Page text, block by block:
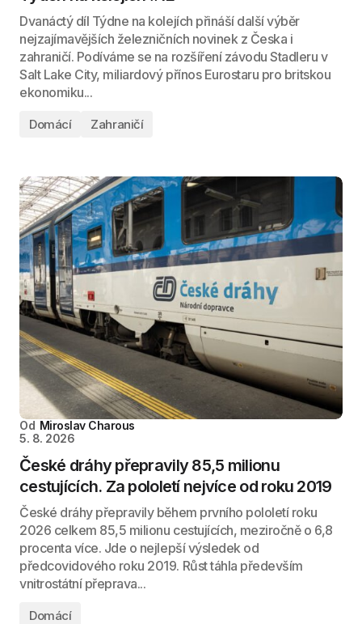
Dvanáctý díl Týdne na kolejích přináší další výběr
nejzajímavějších železničních novinek z Česka i
zahraničí. Podíváme se na rozšíření závodu Stadleru v
Salt Lake City, miliardový přínos Eurostaru pro britskou
ekonomiku...
Domácí Zahraničí
Od Miroslav Charous
5. 8. 2026
České dráhy přepravily 85,5 milionu
cestujících. Za pololetí nejvíce od roku 2019
České dráhy přepravily během prvního pololetí roku
2026 celkem 85,5 milionu cestujících, meziročně o 6,8
procenta více. Jde o nejlepší výsledek od
předcovidového roku 2019. Růst táhla především
vnitrostátní přeprava...
Domácí